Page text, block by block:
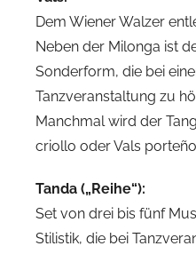
Dem Wiener Walzer
Neben der Milonga ist
Sonderform, die bei
Tanzveranstaltung zu
Manchmal wird der
criollo oder Vals
Tanda („Reihe“):
Set von drei bis fünf
Stilistik, die bei